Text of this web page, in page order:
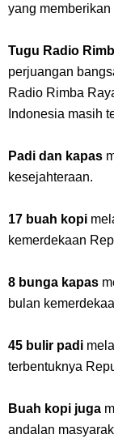
yang
Tugu Radio
perjuangan
Radio Rimba
Indonesia masih
Padi dan kapas
kesejahteraan.
17 buah kopi
kemerdekaan
8 bunga kapas
bulan
45 bulir padi
terbentuknya
Buah kopi juga
andalan